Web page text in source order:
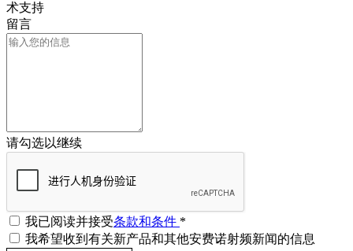
术支持
留言
请勾选以继续
我已阅读并接受条款和条件 *
我希望收到有关新产品和其他安费诺射频新闻的信息